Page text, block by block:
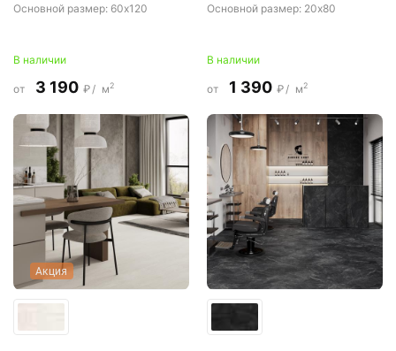
Основной размер: 60x120
В наличии
от 3 190 ₽/ м2
Основной размер: 20x80
В наличии
от 1 390 ₽/ м2
Акция